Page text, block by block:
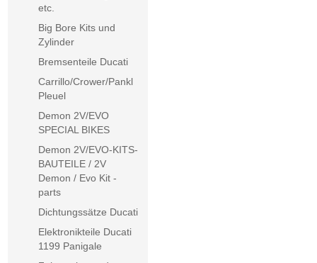
etc.
Big Bore Kits und
Zylinder
Bremsenteile Ducati
Carrillo/Crower/Pankl
Pleuel
Demon 2V/EVO
SPECIAL BIKES
Demon 2V/EVO-KITS-
BAUTEILE / 2V
Demon / Evo Kit -
parts
Dichtungssätze Ducati
Elektronikteile Ducati
1199 Panigale